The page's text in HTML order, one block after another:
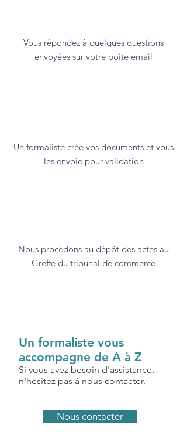
Vous répondez à quelques questions
envoyées sur votre boite email
Un formaliste crée vos documents et vous
les envoie pour validation
Nous procédons au dépôt des actes au
Greffe du tribunal de commerce
Un formaliste vous
accompagne de A à Z
Si vous avez besoin d'assistance,
n'hésitez pas à nous contacter.
Nous contacter